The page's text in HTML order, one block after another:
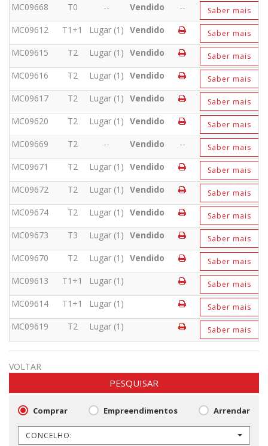
MC09668 T0 -- Vendido -- Saber mais
MC09612 T1+1 Lugar (1) Vendido Saber mais
MC09615 T2 Lugar (1) Vendido Saber mais
MC09616 T2 Lugar (1) Vendido Saber mais
MC09617 T2 Lugar (1) Vendido Saber mais
MC09620 T2 Lugar (1) Vendido Saber mais
MC09669 T2 -- Vendido -- Saber mais
MC09671 T2 Lugar (1) Vendido Saber mais
MC09672 T2 Lugar (1) Vendido Saber mais
MC09674 T2 Lugar (1) Vendido Saber mais
MC09673 T3 Lugar (1) Vendido Saber mais
MC09670 T2 Lugar (1) Vendido Saber mais
MC09613 T1+1 Lugar (1) Saber mais
MC09614 T1+1 Lugar (1) Saber mais
MC09619 T2 Lugar (1) Saber mais
VOLTAR
PESQUISAR
Comprar Empreendimentos Arrendar
CONCELHO: